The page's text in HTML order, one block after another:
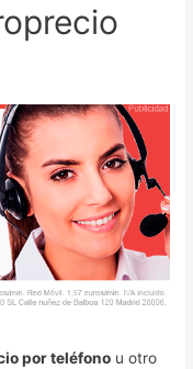
por teléfono u otro